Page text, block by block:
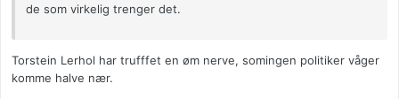
de som virkelig trenger det.
Torstein Lerhol har trufffet en øm nerve, somingen politiker våger
komme halve nær.